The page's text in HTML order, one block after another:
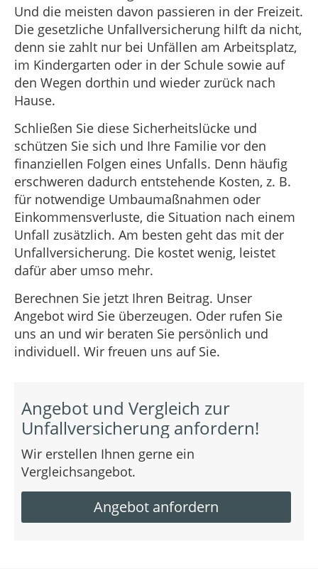
Und die meisten davon passieren in der Freizeit.
Die gesetzliche Unfallversicherung hilft da nicht,
denn sie zahlt nur bei Unfällen am Arbeitsplatz,
im Kindergarten oder in der Schule sowie auf
den Wegen dorthin und wieder zurück nach
Hause.
Schließen Sie diese Sicherheitslücke und
schützen Sie sich und Ihre Familie vor den
finanziellen Folgen eines Unfalls. Denn häufig
erschweren dadurch entstehende Kosten, z. B.
für notwendige Umbaumaßnahmen oder
Einkommensverluste, die Situation nach einem
Unfall zusätzlich. Am besten geht das mit der
Unfallversicherung. Die kostet wenig, leistet
dafür aber umso mehr.
Berechnen Sie jetzt Ihren Beitrag. Unser
Angebot wird Sie überzeugen. Oder rufen Sie
uns an und wir beraten Sie persönlich und
individuell. Wir freuen uns auf Sie.
Angebot und Vergleich zur
Unfallversicherung anfordern!
Wir erstellen Ihnen gerne ein
Vergleichsangebot.
Angebot anfordern